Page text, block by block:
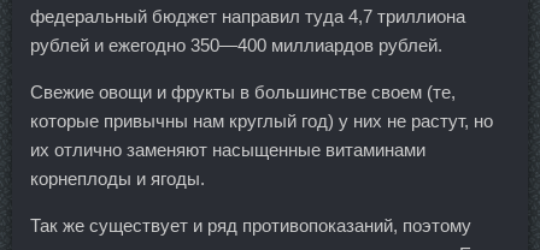
федеральный бюджет направил туда 4,7 триллиона
рублей и ежегодно 350—400 миллиардов рублей.
Свежие овощи и фрукты в большинстве своем (те,
которые привычны нам круглый год) у них не растут, но
их отлично заменяют насыщенные витаминами
корнеплоды и ягоды.
Так же существует и ряд противопоказаний, поэтому